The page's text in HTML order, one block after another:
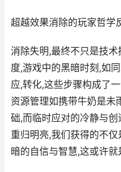
超越效果消除的玩家哲学
消除失明,最终不只是技
度,游戏中的黑暗时刻,如
应,转化,这些步骤构成了
资源管理如携带牛奶是未
础,而临时应对的冷静与
重归明亮,我们获得的不
暗的自信与智慧,这或许就